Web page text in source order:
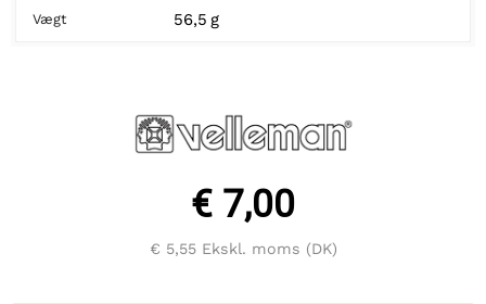
Vægt 56,5 g
€ 7,00
€ 5,55Ekskl. moms (DK)